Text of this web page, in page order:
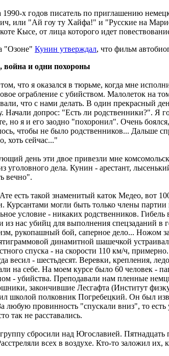
1990-х годов писатель по приглашению
или "Ай гоу ту Хайфа!" и "Русские на
Кысе, от лица которого идет
"Озоне" Кунин утверждал, что фильм
и одни похороны
что я оказался в тюрьме, когда мне
ограбление с убийством. Малолеток на
что с нами делать. В один прекрасный
Начали допрос: "Есть ли родственники?". Я
но я и его заодно "похоронил". Очень
чтобы не было родственников... Дальше
хоть сейчас..."
день эти двое привезли мне
уголовного дела. Кунин - арестант,
вечно".
есть такой знаменитый каток Медео, вот
Курсантами могли быть только члены
условие - никаких родственников.
из нас убийц для выполнения спецзаданий
рукопашный бой, саперное дело... Ножом
динамитной шашечкой
спуска - на скорости 110 км/ч,
весил - шестьдесят. Веревки, крепления,
на себе. На моем курсе было 60 человек -
- убийства. Преподавали нам пленные
закончившие Лесгафта (Институт
школой полковник Погребецкий. Он был
любую провинность "спускали вниз", то
так не расставались.
сбросили над Югославией. Пятнадцать
всех в воздухе. Кто-то заложил их,